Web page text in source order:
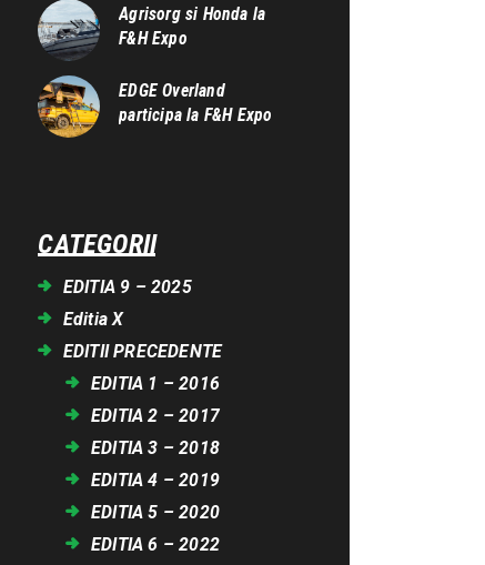
Agrisorg si Honda la
F&H Expo
EDGE Overland
participa la F&H Expo
CATEGORII
EDITIA 9 – 2025
Editia X
EDITII PRECEDENTE
EDITIA 1 – 2016
EDITIA 2 – 2017
EDITIA 3 – 2018
EDITIA 4 – 2019
EDITIA 5 – 2020
EDITIA 6 – 2022